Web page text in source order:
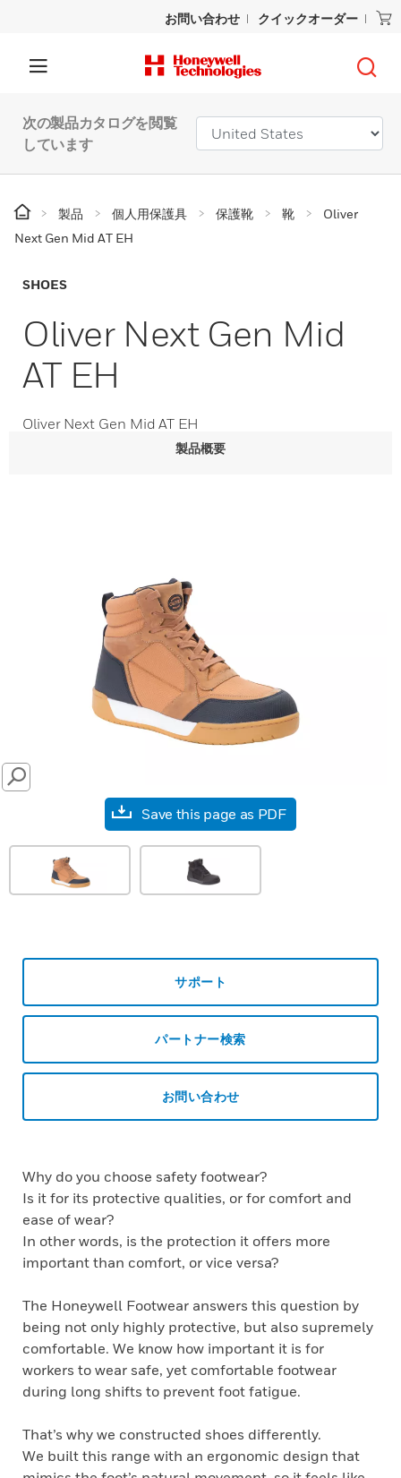
お問い合わせ クイックオーダー
次の製品カタログを閲覧
しています
製品 個人用保護具 保護靴 靴
Oliver
Next Gen Mid AT EH
SHOES
Oliver Next Gen Mid
AT EH
Oliver Next Gen Mid AT EH
製品概要
SEARCH
Save this page as PDF
サポート
パートナー検索
お問い合わせ
Why do you choose safety footwear?
Is it for its protective qualities, or for comfort and
ease of wear?
In other words, is the protection it offers more
important than comfort, or vice versa?
The Honeywell Footwear answers this question by
being not only highly protective, but also supremely
comfortable. We know how important it is for
workers to wear safe, yet comfortable footwear
during long shifts to prevent foot fatigue.
That’s why we constructed shoes differently.
We built this range with an ergonomic design that